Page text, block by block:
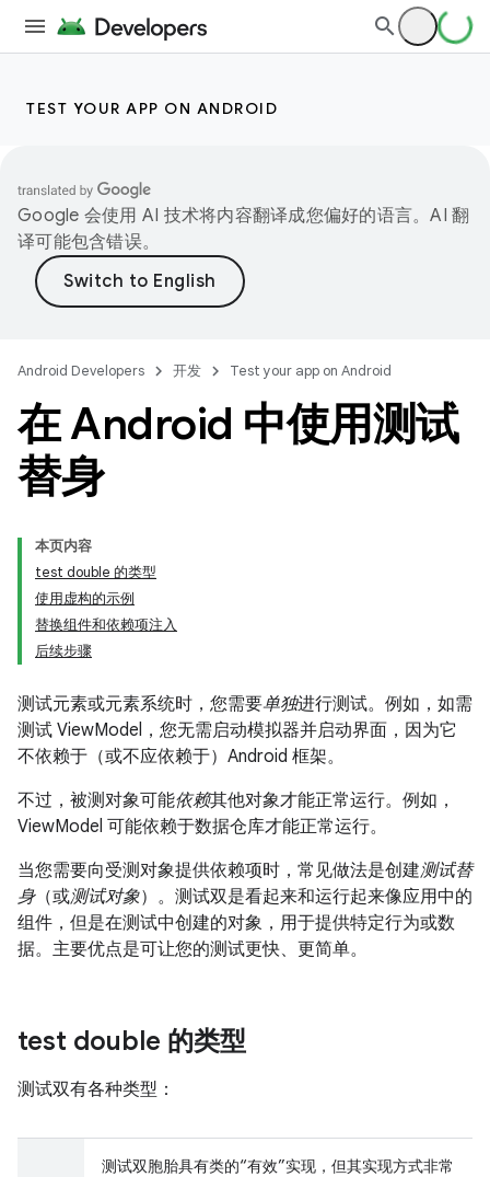
TEST YOUR APP ON ANDROID
Google 会使用 AI 技术将内容翻译成您偏好的语言。AI 翻
译可能包含错误。
Android Developers 开发 Test your app on Android
在 Android 中使用测试
替身
本页内容
test double 的类型
使用虚构的示例
替换组件和依赖项注入
后续步骤
测试元素或元素系统时，您需要单独进行测试。例如，如需
测试 ViewModel，您无需启动模拟器并启动界面，因为它
不依赖于（或不应依赖于）Android 框架。
不过，被测对象可能依赖其他对象才能正常运行。例如，
ViewModel 可能依赖于数据仓库才能正常运行。
当您需要向受测对象提供依赖项时，常见做法是创建测试替
身（或测试对象）。测试双是看起来和运行起来像应用中的
组件，但是在测试中创建的对象，用于提供特定行为或数
据。主要优点是可让您的测试更快、更简单。
test double 的类型
测试双有各种类型：
测试双胞胎具有类的“有效”实现，但其实现方式非常